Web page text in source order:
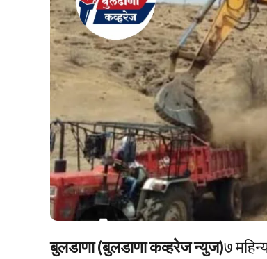
बुलडाणा (बुलडाणा कव्हरेज न्युज)७